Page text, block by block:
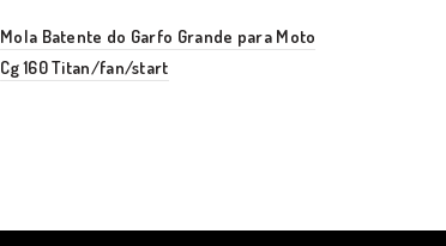
Mola Batente do Garfo Grande para Moto
Cg 160 Titan/fan/start